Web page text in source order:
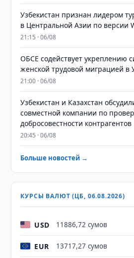
Узбекистан признан лидером
в Центральной Азии по версии
21:15 · 06/08
ОБСЕ содействует укреплению
женской трудовой миграцией в
21:00 · 06/08
Узбекистан и Казахстан
совместной компании по
добросовестности контрагентов
20:45 · 06/08
Больше новостей →
КУРСЫ ВАЛЮТ (ЦБ, 06.08.2026)
USD 11886,72 сумов
EUR 13717,27 сумов